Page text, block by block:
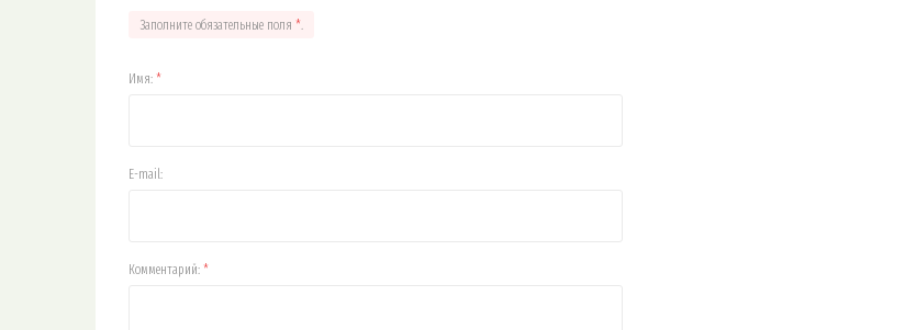
Заполните обязательные поля *.
Имя: *
E-mail:
Комментарий: *